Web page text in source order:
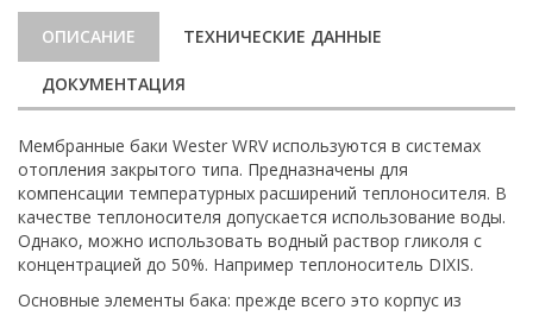
ОПИСАНИЕ ТЕХНИЧЕСКИЕ ДАННЫЕ
ДОКУМЕНТАЦИЯ
Мембранные баки Wester WRV используются в системах
отопления закрытого типа. Предназначены для
компенсации температурных расширений теплоносителя. В
качестве теплоносителя допускается использование воды.
Однако, можно использовать водный раствор гликоля с
концентрацией до 50%. Например теплоноситель DIXIS.
Основные элементы бака: прежде всего это корпус из